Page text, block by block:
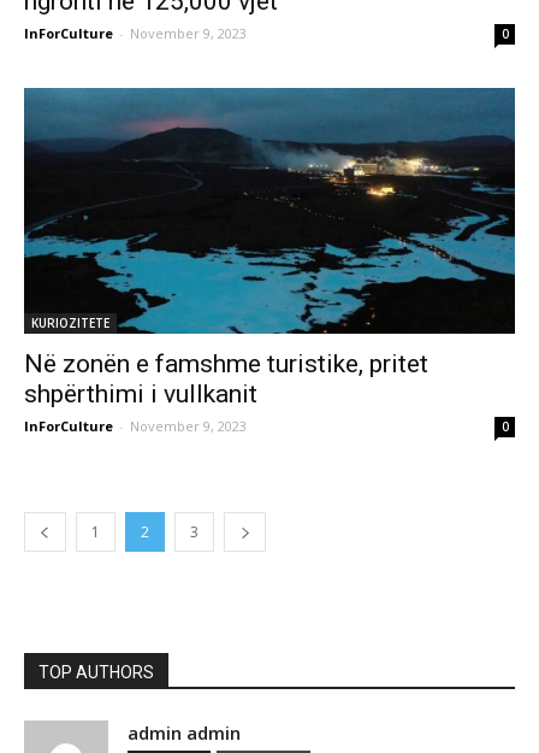
InForCulture - November 9, 2023 0
KURIOZITETE
Në zonën e famshme turistike, pritet
shpërthimi i vullkanit
InForCulture - November 9, 2023 0
1 2 3
TOP AUTHORS
admin admin